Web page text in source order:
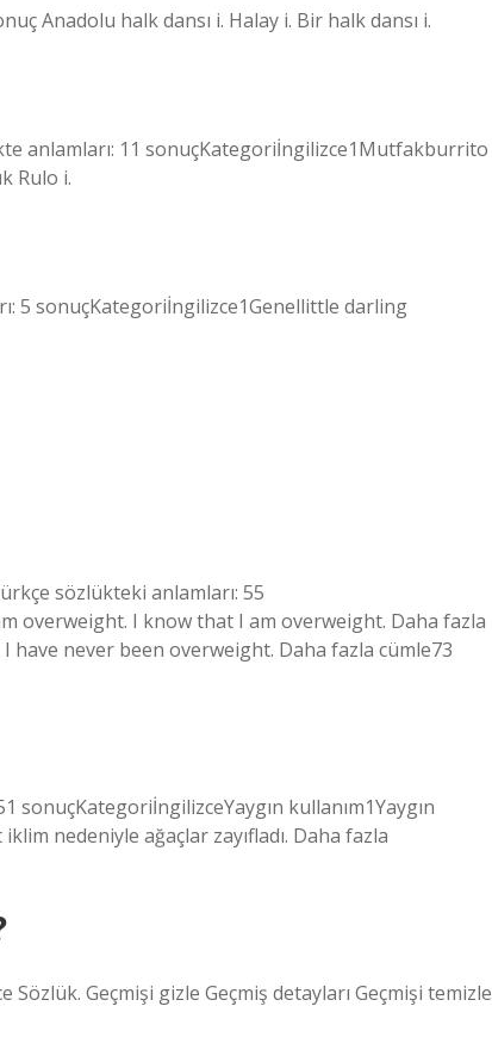
Anadolu halk dansı i. Halay i. Bir halk dansı i.
anlamları: 11 sonuçKategoriİngilizce1Mutfakburrito
Rulo i.
5 sonuçKategoriİngilizce1Genellittle darling
sözlükteki anlamları: 55
overweight. I know that I am overweight. Daha fazla
have never been overweight. Daha fazla cümle73
kullanım1Yaygın
nedeniyle ağaçlar zayıfladı. Daha fazla
Geçmişi gizle Geçmiş detayları Geçmişi temizle